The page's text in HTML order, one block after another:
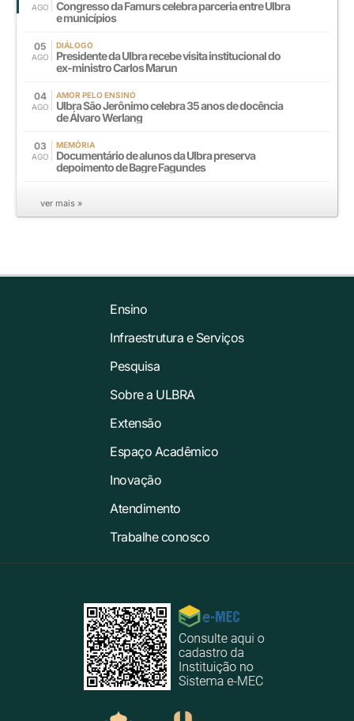
AGO
Congresso da Famurs celebra parceria entre Ulbra
e municípios
05
AGO
DIÁLOGO
Presidente da Ulbra recebe visita institucional do
ex-ministro Carlos Marun
04
AGO
AMOR PELO ENSINO
Ulbra São Jerônimo celebra 35 anos de docência
de Álvaro Werlang
03
AGO
MEMÓRIA
Documentário de alunos da Ulbra preserva
depoimento de Bagre Fagundes
ver mais »
Ensino
Infraestrutura e Serviços
Pesquisa
Sobre a ULBRA
Extensão
Espaço Acadêmico
Inovação
Atendimento
Trabalhe conosco